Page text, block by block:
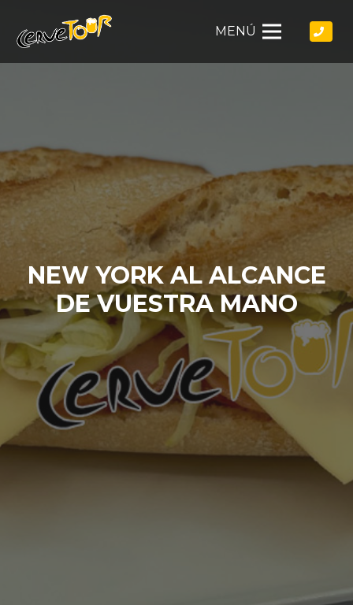
MENÚ
NEW YORK AL ALCANCE
DE VUESTRA MANO